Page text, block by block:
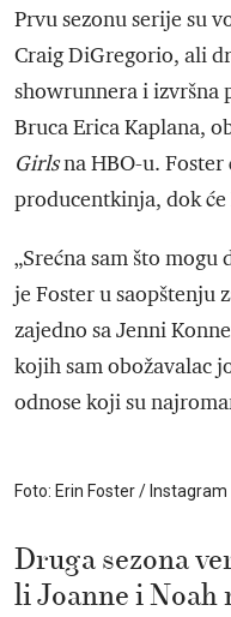
Prvu sezonu serije su
Craig DiGregorio, ali
showrunnera i izvršna
Bruca Erica Kaplana,
Girlsna HBO-u. Foster
producentkinja, dok
„Srećna sam što
je Foster u saopštenju
zajedno sa Jenni
kojih sam obožavalac
odnose koji su
Foto: Erin Foster / Instagram
Druga sezona
li Joanne i Noah